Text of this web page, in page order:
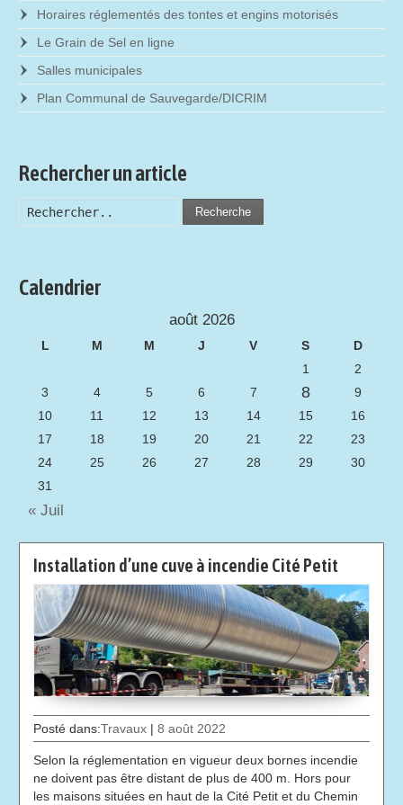
Installation d’une cuve à incendie Cité Petit
Posté dans:Travaux | 8 août 2022
Selon la réglementation en vigueur deux bornes incendie
ne doivent pas être distant de plus de 400 m. Hors pour
les maisons situées en haut de la Cité Petit et du Chemin
Horaires réglementés des tontes et engins motorisés
Le Grain de Sel en ligne
Salles municipales
Plan Communal de Sauvegarde/DICRIM
Rechercher un article
Recherche
Calendrier
août 2026
L M M J V S
D
1
2
3
4 5 6 7 8
9
10
11 12 13 14 15
16
17
18 19 20 21 22
23
24
25 26 27 28 29
30
31
« Juil